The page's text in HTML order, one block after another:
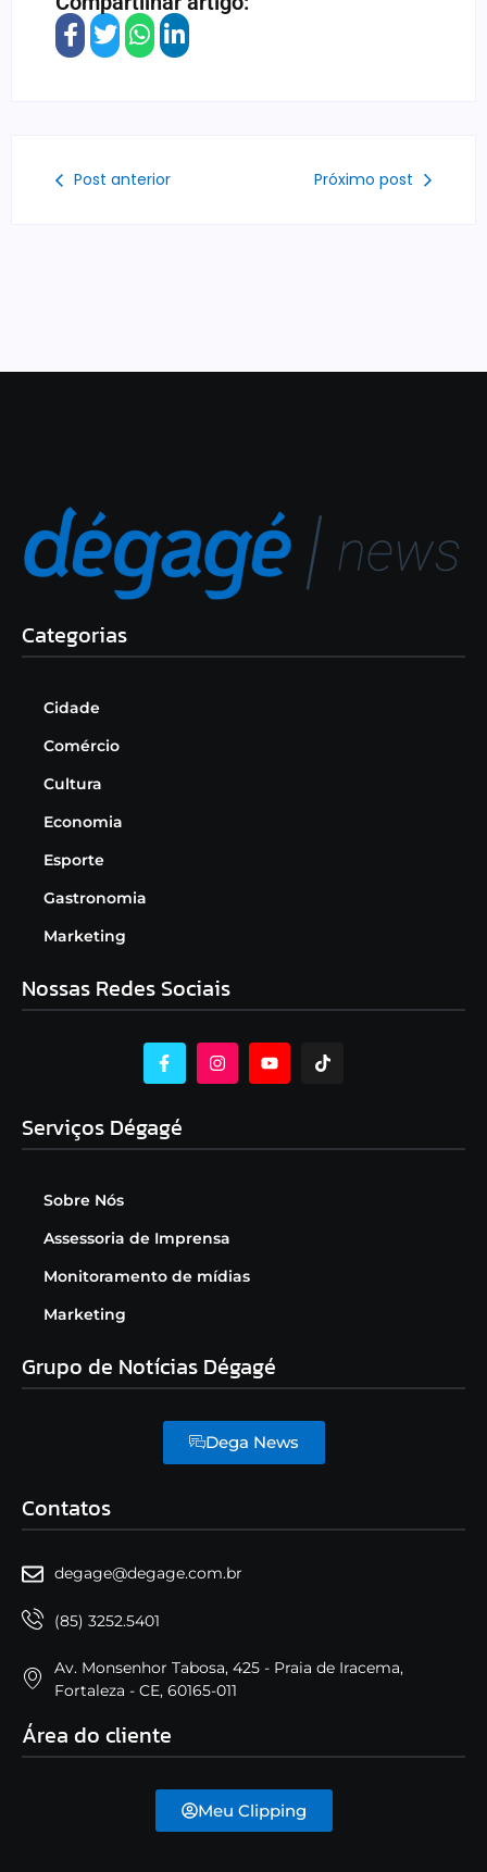
Post anterior Próximo post
Categorias
Cidade
Comércio
Cultura
Economia
Esporte
Gastronomia
Marketing
Nossas Redes Sociais
Serviços Dégagé
Sobre Nós
Assessoria de Imprensa
Monitoramento de mídias
Marketing
Grupo de Notícias Dégagé
Dega News
Contatos
degage@degage.com.br
(85) 3252.5401
Av. Monsenhor Tabosa, 425 - Praia de Iracema,
Fortaleza - CE, 60165-011
Área do cliente
Meu Clipping